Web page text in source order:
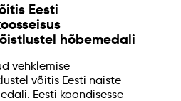
Eesti
hõbemedali
vehklemise
võitis Eesti naiste
Eesti koondisesse